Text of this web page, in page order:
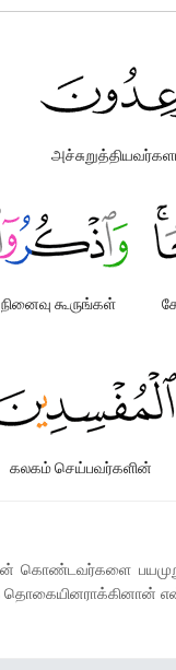
நினைவு கூருங்கள்
கலகம் செய்பவர்களின்
கொண்டவர்களை